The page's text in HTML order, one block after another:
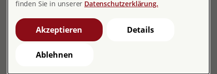
Der Jugendtreff für queere
Menschen von 14 bis 18 Jahren in
Kaiserslautern
finden Sie in unserer Datenschutzerklärung.
Akzeptieren Details
Ablehnen